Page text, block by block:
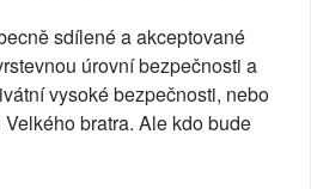
sdílené a akceptované
úrovní bezpečnosti a
vysoké bezpečnosti, nebo
bratra. Ale kdo bude